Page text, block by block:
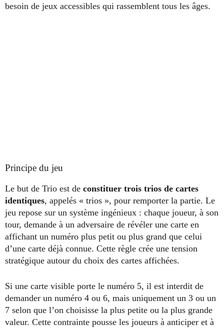
besoin de jeux accessibles qui rassemblent tous les âges.
Principe du jeu
Le but de Trio est de constituer trois trios de cartes
identiques, appelés « trios », pour remporter la partie. Le
jeu repose sur un système ingénieux : chaque joueur, à son
tour, demande à un adversaire de révéler une carte en
affichant un numéro plus petit ou plus grand que celui
d’une carte déjà connue. Cette règle crée une tension
stratégique autour du choix des cartes affichées.
Si une carte visible porte le numéro 5, il est interdit de
demander un numéro 4 ou 6, mais uniquement un 3 ou un
7 selon que l’on choisisse la plus petite ou la plus grande
valeur. Cette contrainte pousse les joueurs à anticiper et à